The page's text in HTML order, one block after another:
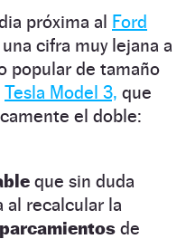
próxima al Ford
una cifra muy lejana a
popular de tamaño
Tesla Model 3, que
el doble:
que sin duda
al recalcular la
de